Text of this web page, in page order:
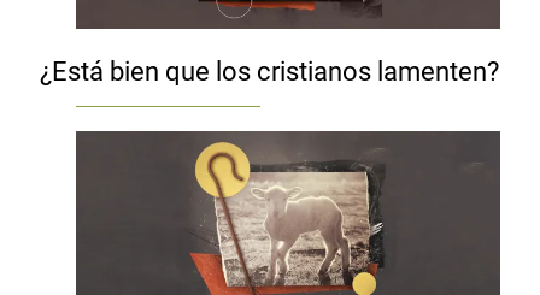
¿Está bien que los cristianos lamenten?